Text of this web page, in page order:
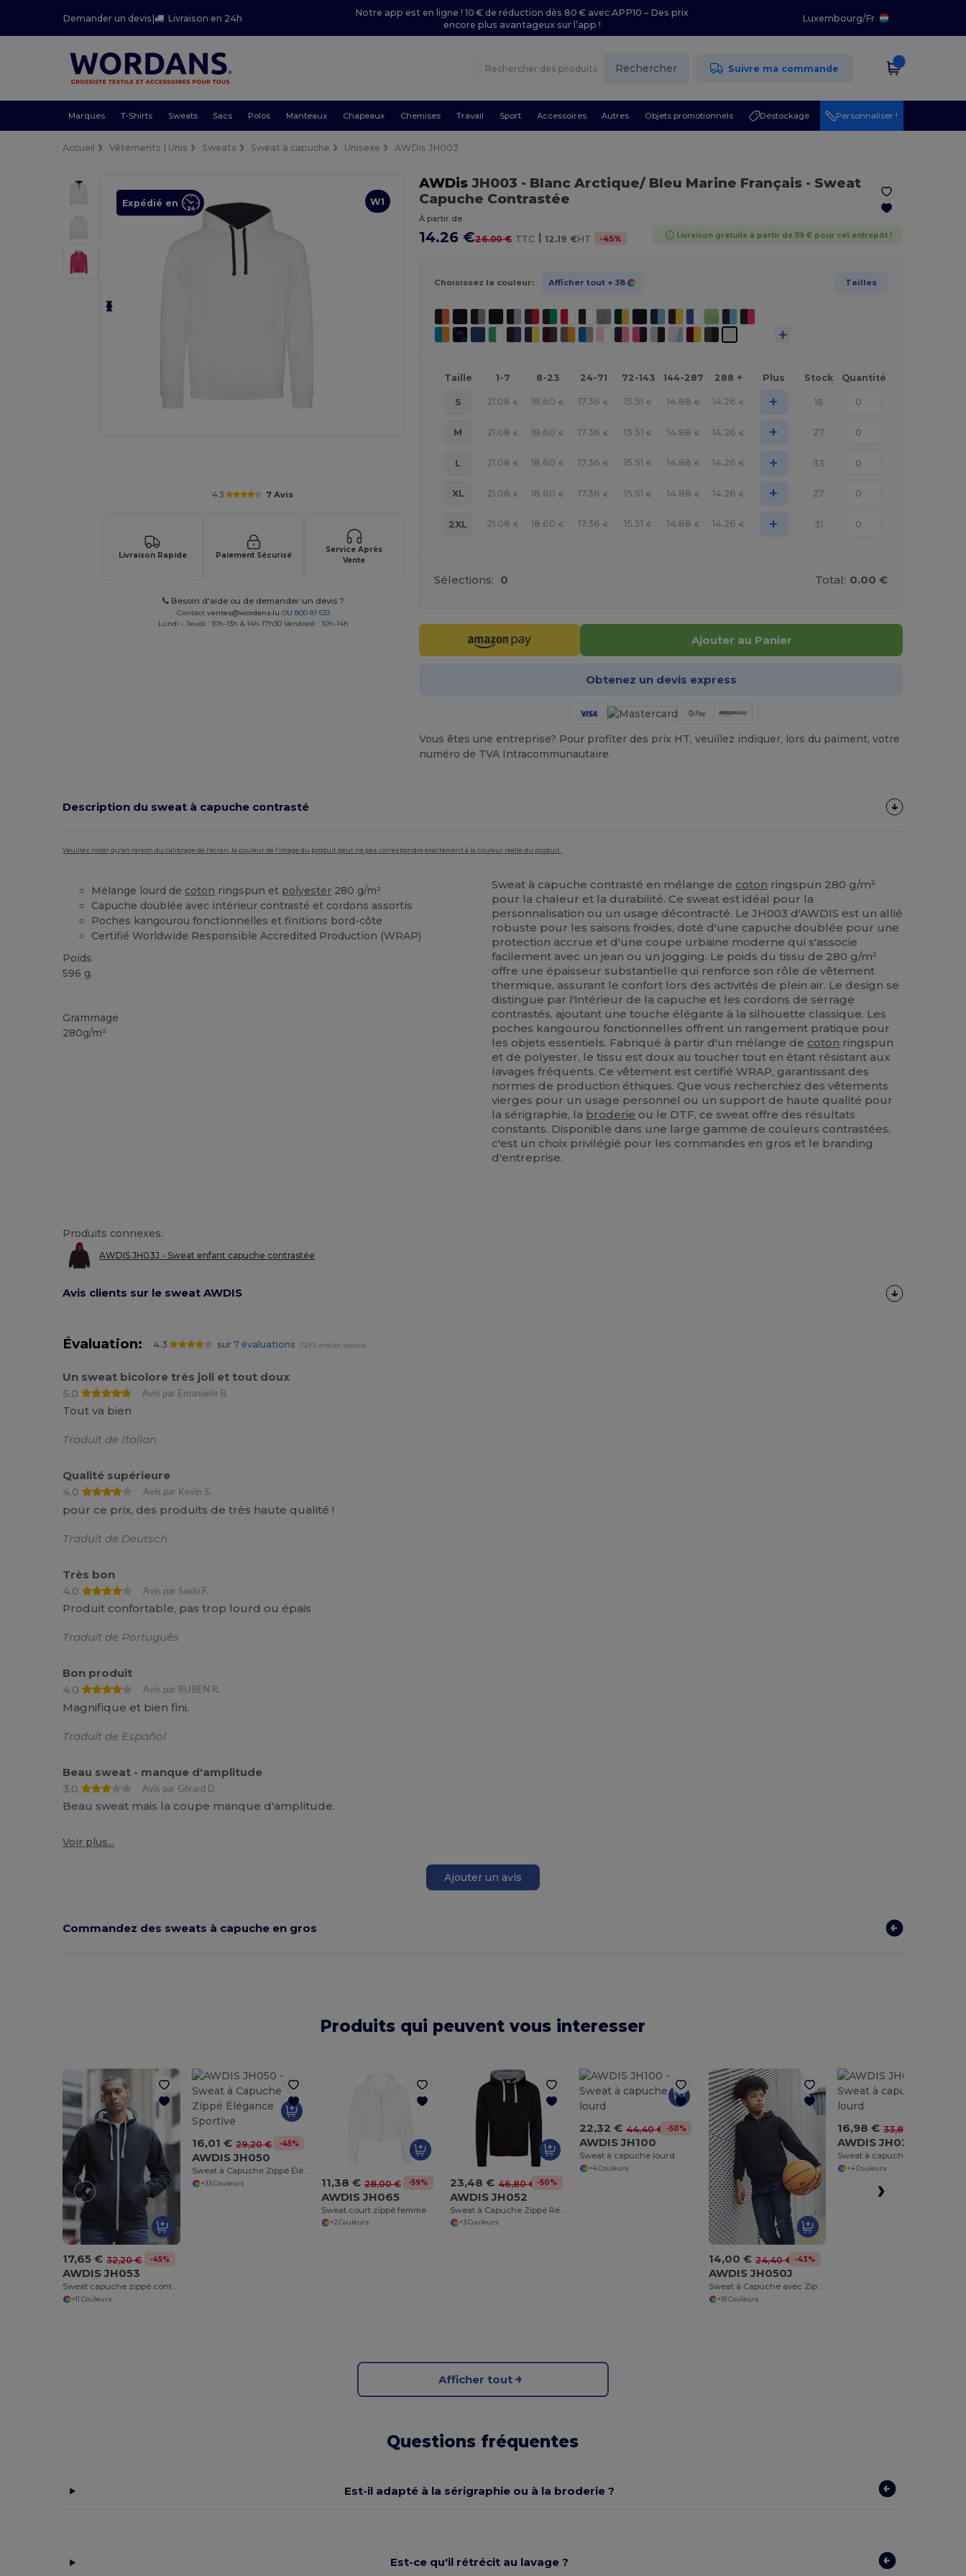
Demander un devis| Livraison en 24h
Notre app est en ligne ! 10 € de réduction dès 80 € avec APP10 – Des prix
encore plus avantageux sur l’app !
Luxembourg/Fr
Rechercher Suivre ma commande
Marques T-Shirts Sweats Sacs Polos Manteaux Chapeaux Chemises Travail Sport Accessoires Autres Objets promotionnels Déstockage Personnaliser !
Accueil Vêtements | Unis Sweats Sweat à capuche Unisexe AWDis JH003
W1
Expédié en
4.3 7 Avis
Livraison Rapide Paiement Sécurisé
Service Après
Vente
Besoin d'aide ou de demander un devis ?
Contactventes@wordans.lu OU800 81 633
Lundi - Jeudi : 10h-13h & 14h-17h30 Vendredi : 10h-14h
AWDisJH003 - Blanc Arctique/ Bleu Marine Français- Sweat
Capuche Contrastée
À partir de
14.26 €26.00 € TTC | 12.19 €HT -45% Livraison gratuite à partir de 119 € pour cet entrepôt !
Choisissez la couleur: Afficher tout + 38 Tailles
Taille 1-7 8-23 24-71 72-143 144-287 288 + Plus Stock Quantité
S 21.08 € 18.60 € 17.36 € 15.51 € 14.88 € 14.26 € + 18
M 21.08 € 18.60 € 17.36 € 15.51 € 14.88 € 14.26 € + 27
L 21.08 € 18.60 € 17.36 € 15.51 € 14.88 € 14.26 € + 33
XL 21.08 € 18.60 € 17.36 € 15.51 € 14.88 € 14.26 € + 27
2XL 21.08 € 18.60 € 17.36 € 15.51 € 14.88 € 14.26 € + 31
Sélections: 0 Total: 0.00 €
Ajouter au Panier
Obtenez un devis express
Vous êtes une entreprise? Pour profiter des prix HT, veuillez indiquer, lors du paiment, votre
numéro de TVA Intracommunautaire.
Description du sweat à capuche contrasté
Veuillez noter qu'en raison du calibrage de l'écran, la couleur de l'image du produit peut ne pas correspondre exactement à la couleur réelle du produit.
Mélange lourd de coton ringspun et polyester 280 g/m²
Capuche doublée avec intérieur contrasté et cordons assortis
Poches kangourou fonctionnelles et finitions bord-côte
Certifié Worldwide Responsible Accredited Production (WRAP)
Poids
596 g.
Grammage
280g/m²
Sweat à capuche contrasté en mélange de coton ringspun 280 g/m²
pour la chaleur et la durabilité. Ce sweat est idéal pour la
personnalisation ou un usage décontracté. Le JH003 d'AWDIS est un allié
robuste pour les saisons froides, doté d'une capuche doublée pour une
protection accrue et d'une coupe urbaine moderne qui s'associe
facilement avec un jean ou un jogging. Le poids du tissu de 280 g/m²
offre une épaisseur substantielle qui renforce son rôle de vêtement
thermique, assurant le confort lors des activités de plein air. Le design se
distingue par l'intérieur de la capuche et les cordons de serrage
contrastés, ajoutant une touche élégante à la silhouette classique. Les
poches kangourou fonctionnelles offrent un rangement pratique pour
les objets essentiels. Fabriqué à partir d'un mélange de coton ringspun
et de polyester, le tissu est doux au toucher tout en étant résistant aux
lavages fréquents. Ce vêtement est certifié WRAP, garantissant des
normes de production éthiques. Que vous recherchiez des vêtements
vierges pour un usage personnel ou un support de haute qualité pour
la sérigraphie, la broderie ou le DTF, ce sweat offre des résultats
constants. Disponible dans une large gamme de couleurs contrastées,
c'est un choix privilégié pour les commandes en gros et le branding
d'entreprise.
Produits connexes:
AWDIS JH03J - Sweat enfant capuche contrastée
Avis clients sur le sweat AWDIS
Évaluation: 4.3 sur 7 évaluations 7293 articles vendus
Un sweat bicolore très joli et tout doux
5.0
Avis par Emanuele B.
Tout va bien
Traduit de Italian
Qualité supérieure
4.0
Avis par Kevin S.
pour ce prix, des produits de très haute qualité !
Traduit de Deutsch
Très bon
4.0
Avis par Savio F.
Produit confortable, pas trop lourd ou épais
Traduit de Português
Bon produit
4.0
Avis par RUBEN R.
Magnifique et bien fini.
Traduit de Español
Beau sweat - manque d'amplitude
3.0
Avis par Gérard D.
Beau sweat mais la coupe manque d'amplitude.
Voir plus...
Ajouter un avis
Commandez des sweats à capuche en gros
Produits qui peuvent vous interesser
17,65 € 32,20 € -45%
AWDIS JH053
Sweat capuche zippé contrasté
+11 Couleurs
16,01 € 29,20 € -45%
AWDIS JH050
Sweat à Capuche Zippé Élégance Sportive
+33 Couleurs 11,38 € 28,00 € -59%
AWDIS JH065
Sweat court zippé femme
+2 Couleurs
23,48 € 46,80 € -50%
AWDIS JH052
+3 Couleurs
22,32 € 44,40 € -50%
AWDIS JH100
Sweat à capuche lourd
+4 Couleurs
14,00 € 24,40 € -43%
AWDIS JH050J
Sweat à Capuche avec Zip Invisible et Doublure
+18 Couleurs
16,98 € 33,80 €
AWDIS JH020
Sweat à capuche lourd
+4 Couleurs
Afficher tout
Questions fréquentes
Est-il adapté à la sérigraphie ou à la broderie ?
Est-ce qu'il rétrécit au lavage ?